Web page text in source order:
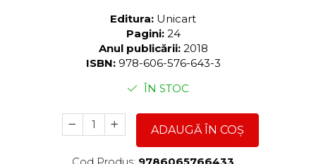
Editura: Unicart
Pagini: 24
Anul publicării: 2018
ISBN: 978-606-576-643-3
ÎN STOC
ADAUGĂ ÎN COȘ